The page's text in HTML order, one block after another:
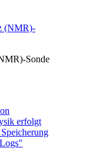
Sonde